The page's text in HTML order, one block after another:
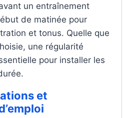
un entraînement
de matinée pour
et tonus. Quelle que
une régularité
pour installer les
et